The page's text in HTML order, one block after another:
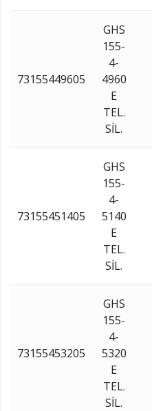
73155449605
GHS
155-
4-
4960
E
TEL.
SİL.
73155451405
GHS
155-
4-
5140
E
TEL.
SİL.
73155453205
GHS
155-
4-
5320
E
TEL.
SİL.